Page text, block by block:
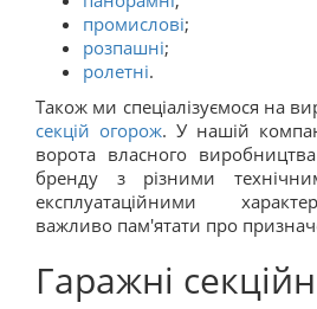
промислові;
розпашні;
ролетні.
Також ми спеціалізуємося на
секцій огорож. У нашій
ворота власного
бренду з різними
експлуатаційними
важливо пам'ятати про
Гаражні